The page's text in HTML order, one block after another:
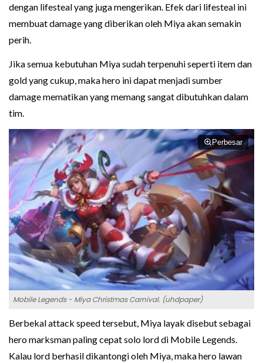
dengan lifesteal yang juga mengerikan. Efek dari lifesteal ini
membuat damage yang diberikan oleh Miya akan semakin
perih.
Jika semua kebutuhan Miya sudah terpenuhi seperti item dan
gold yang cukup, maka hero ini dapat menjadi sumber
damage mematikan yang memang sangat dibutuhkan dalam
tim.
Perbesar
Mobile Legends - Miya Christmas Carnival. (uhdpaper)
Berbekal attack speed tersebut, Miya layak disebut sebagai
hero marksman paling cepat solo lord di Mobile Legends.
Kalau lord berhasil dikantongi oleh Miya, maka hero lawan